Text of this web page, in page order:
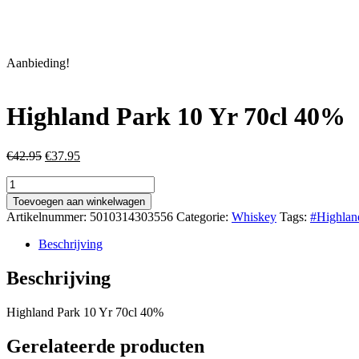
Aanbieding!
Highland Park 10 Yr 70cl 40%
€42.95 Oorspronkelijke
€42.95.
€37.95Huidige
€37.95.
Highland
Park
10
Yr
70cl
aantal
Toevoegen aan winkelwagen
Artikelnummer: 5010314303556 Categorie: Whiskey Tags:
Beschrijving
Beschrijving
Highland Park 10 Yr 70cl 40%
Gerelateerde producten